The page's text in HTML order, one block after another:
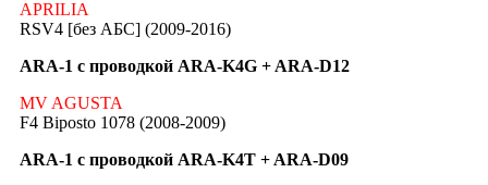
APRILIA
RSV4 [без АБС] (2009-2016)
ARA-1 с проводкой ARA-K4G + ARA-D12
MV AGUSTA
F4 Biposto 1078 (2008-2009)
ARA-1 с проводкой ARA-K4T + ARA-D09